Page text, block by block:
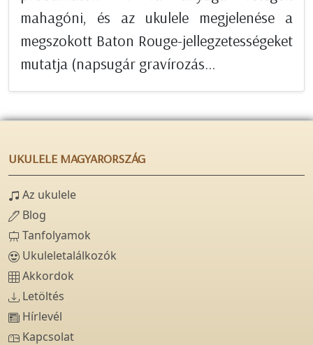
mahagóni, és az ukulele megjelenése a
megszokott Baton Rouge-jellegzetességeket
mutatja (napsugár gravírozás...
UKULELE MAGYARORSZÁG
Az ukulele
Blog
Tanfolyamok
Ukuleletalálkozók
Akkordok
Letöltés
Hírlevél
Kapcsolat